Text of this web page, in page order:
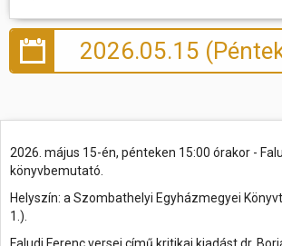
2026.05.15
2026. május 15-én, pénteken 15:00 órakor -
könyvbemutató.
Helyszín: a Szombathelyi Egyházmegyei
1.).